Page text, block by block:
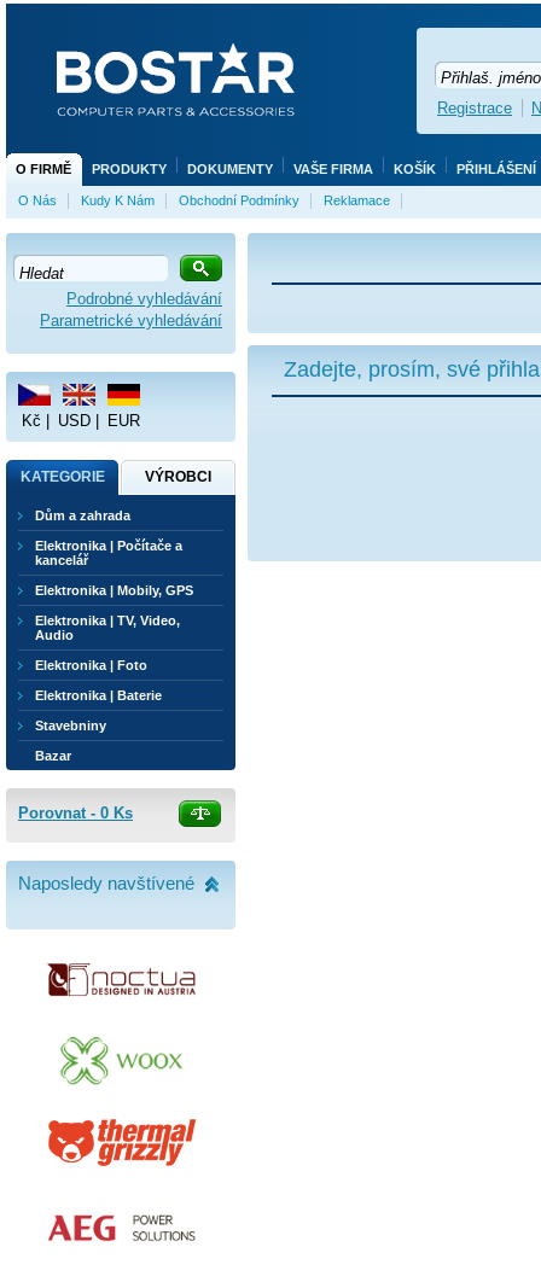
Zadejte, prosím, své
Podrobné vyhledávání
Parametrické vyhledávání
Kč USD EUR
KATEGORIE VÝROBCI
Dům a zahrada
Elektronika | Počítače a
kancelář
Elektronika | Mobily, GPS
Elektronika | TV, Video,
Audio
Elektronika | Foto
Elektronika | Baterie
Stavebniny
Bazar
Porovnat - 0 Ks
Naposledy navštívené
O FIRMĚ PRODUKTY DOKUMENTY VAŠE FIRMA KOŠÍK PŘIHLÁŠENÍ
O Nás Kudy K Nám Obchodní Podmínky Reklamace
Registrace